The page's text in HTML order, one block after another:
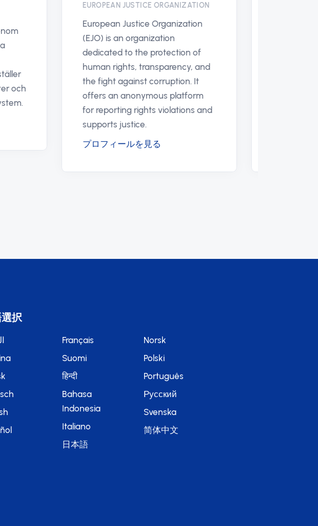
och
system.
EUROPEAN JUSTICE ORGANIZATION
European Justice Organization
(EJO) is an organization
dedicated to the protection of
human rights, transparency, and
the fight against corruption. It
offers an anonymous platform
for reporting rights violations and
supports justice.
プロフィールを見る
択
Français
Suomi
हिन्दी
Bahasa
Indonesia
Italiano
日本語
Norsk
Polski
Português
Русский
Svenska
简体中文